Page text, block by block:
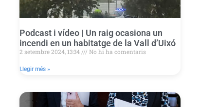
Podcast i vídeo | Un raig ocasiona un
incendi en un habitatge de la Vall d’Uixó
2 setembre 2024, 13:34 No hi ha comentaris
Llegir més »